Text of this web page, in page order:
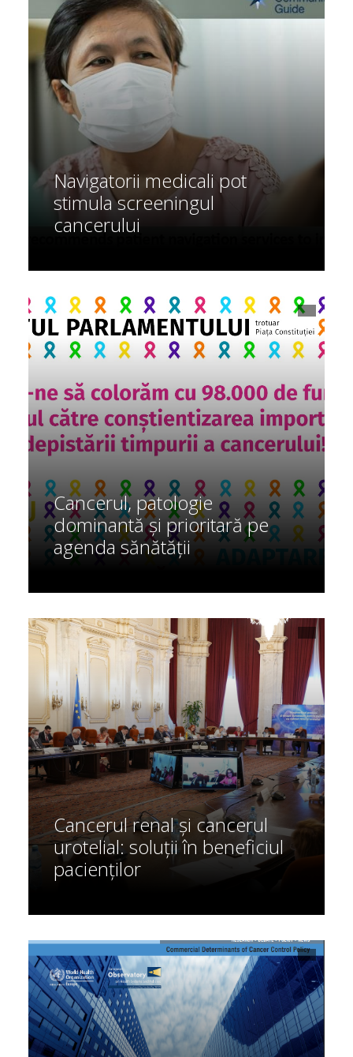
Navigatorii medicali pot
stimula screeningul
cancerului
Cancerul, patologie
dominantă și prioritară pe
agenda sănătății
Cancerul renal și cancerul
urotelial: soluții în beneficiul
pacienților